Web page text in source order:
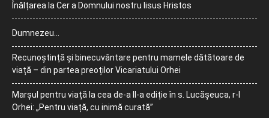
Înălțarea la Cer a Domnului nostru Iisus Hristos
Dumnezeu…
Recunoștință și binecuvântare pentru mamele dătătoare de
viață – din partea preoților Vicariatului Orhei
Marșul pentru viață la cea de-a II-a ediție în s. Lucășeuca, r-l
Orhei: „Pentru viață, cu inimă curată”